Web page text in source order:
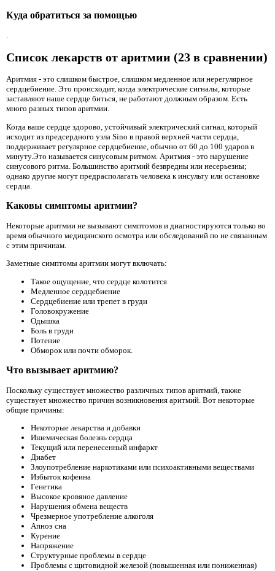
Куда обратиться за помощью
.
Список лекарств от аритмии (23 в сравнении)
Аритмия - это слишком быстрое, слишком медленное или нерегулярное
сердцебиение. Это происходит, когда электрические сигналы, которые
заставляют наше сердце биться, не работают должным образом. Есть
много разных типов аритмии.
Когда ваше сердце здорово, устойчивый электрический сигнал, который
исходит из предсердного узла Sino в правой верхней части сердца,
поддерживает регулярное сердцебиение, обычно от 60 до 100 ударов в
минуту.Это называется синусовым ритмом. Аритмия - это нарушение
синусового ритма. Большинство аритмий безвредны или несерьезны;
однако другие могут предрасполагать человека к инсульту или остановке
сердца.
Каковы симптомы аритмии?
Некоторые аритмии не вызывают симптомов и диагностируются только во
время обычного медицинского осмотра или обследований по не связанным
с этим причинам.
Заметные симптомы аритмии могут включать:
Такое ощущение, что сердце колотится
Медленное сердцебиение
Сердцебиение или трепет в груди
Головокружение
Одышка
Боль в груди
Потение
Обморок или почти обморок.
Что вызывает аритмию?
Поскольку существует множество различных типов аритмий, также
существует множество причин возникновения аритмий. Вот некоторые
общие причины:
Некоторые лекарства и добавки
Ишемическая болезнь сердца
Текущий или перенесенный инфаркт
Диабет
Злоупотребление наркотиками или психоактивными веществами
Избыток кофеина
Генетика
Высокое кровяное давление
Нарушения обмена веществ
Чрезмерное употребление алкоголя
Апноэ сна
Курение
Напряжение
Структурные проблемы в сердце
Проблемы с щитовидной железой (повышенная или пониженная)